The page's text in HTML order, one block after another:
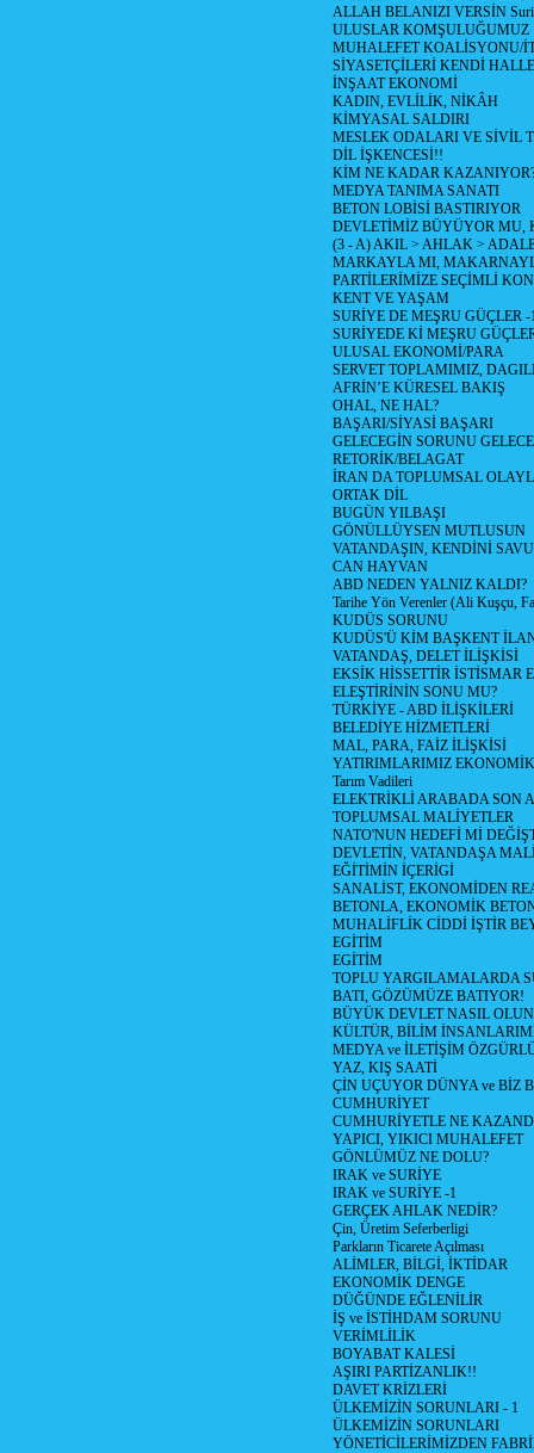
ALLAH BELANIZI VERSİN
ULUSLAR KOMŞULUĞUMUZ
MUHALEFET KOALİSYONU/
SİYASETÇİLERİ KENDİ
İNŞAAT EKONOMİ
KADIN, EVLİLİK, NİKÂH
KİMYASAL SALDIRI
MESLEK ODALARI VE SİVİL
DİL İŞKENCESİ!!
KİM NE KADAR
MEDYA TANIMA SANATI
BETON LOBİSİ BASTIRIYOR
DEVLETİMİZ BÜYÜYOR MU,
(3 - A) AKIL > AHLAK >
MARKAYLA MI,
PARTİLERİMİZE SEÇİMLİ
KENT VE YAŞAM
SURİYE DE MEŞRU GÜÇLER -
SURİYEDE Kİ MEŞRU
ULUSAL EKONOMİ/PARA
SERVET TOPLAMIMIZ,
AFRİN’E KÜRESEL BAKIŞ
OHAL, NE HAL?
BAŞARI/SİYASİ BAŞARI
GELECEGİN SORUNU
RETORİK/BELAGAT
İRAN DA TOPLUMSAL
ORTAK DİL
BUGÜN YILBAŞI
GÖNÜLLÜYSEN MUTLUSUN
VATANDAŞIN, KENDİNİ
CAN HAYVAN
ABD NEDEN YALNIZ KALDI?
Tarihe Yön Verenler (Ali Kuşçu,
KUDÜS SORUNU
KUDÜS'Ü KİM BAŞKENT
VATANDAŞ, DELET İLİŞKİSİ
EKSİK HİSSETTİR İSTİSMAR
ELEŞTİRİNİN SONU MU?
TÜRKİYE - ABD İLİŞKİLERİ
BELEDİYE HİZMETLERİ
MAL, PARA, FAİZ İLİŞKİSİ
YATIRIMLARIMIZ
Tarım Vadileri
ELEKTRİKLİ ARABADA SON
TOPLUMSAL MALİYETLER
NATO'NUN HEDEFİ Mİ
DEVLETİN, VATANDAŞA
EĞİTİMİN İÇERİGİ
SANALİST, EKONOMİDEN
BETONLA, EKONOMİK
MUHALİFLİK CİDDİ İŞTİR
EGİTİM
EGİTİM
TOPLU YARGILAMALARDA
BATI, GÖZÜMÜZE BATIYOR!
BÜYÜK DEVLET NASIL
KÜLTÜR, BİLİM
MEDYA ve İLETİŞİM
YAZ, KIŞ SAATİ
ÇİN UÇUYOR DÜNYA ve BİZ
CUMHURİYET
CUMHURİYETLE NE
YAPICI, YIKICI MUHALEFET
GÖNLÜMÜZ NE DOLU?
IRAK ve SURİYE
IRAK ve SURİYE -1
GERÇEK AHLAK NEDİR?
Çin, Üretim Seferberligi
Parkların Ticarete Açılması
ALİMLER, BİLGİ, İKTİDAR
EKONOMİK DENGE
DÜĞÜNDE EĞLENİLİR
İŞ ve İSTİHDAM SORUNU
VERİMLİLİK
BOYABAT KALESİ
AŞIRI PARTİZANLIK!!
DAVET KRİZLERİ
ÜLKEMİZİN SORUNLARI - 1
ÜLKEMİZİN SORUNLARI
YÖNETİCİLERİMİZDEN